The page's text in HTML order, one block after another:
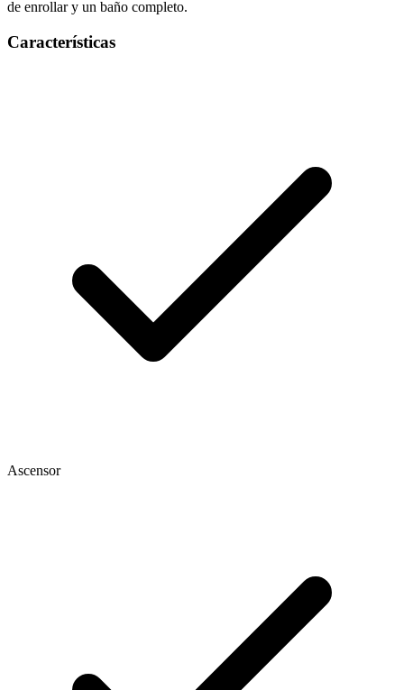
de enrollar y un baño completo.
Características
Ascensor